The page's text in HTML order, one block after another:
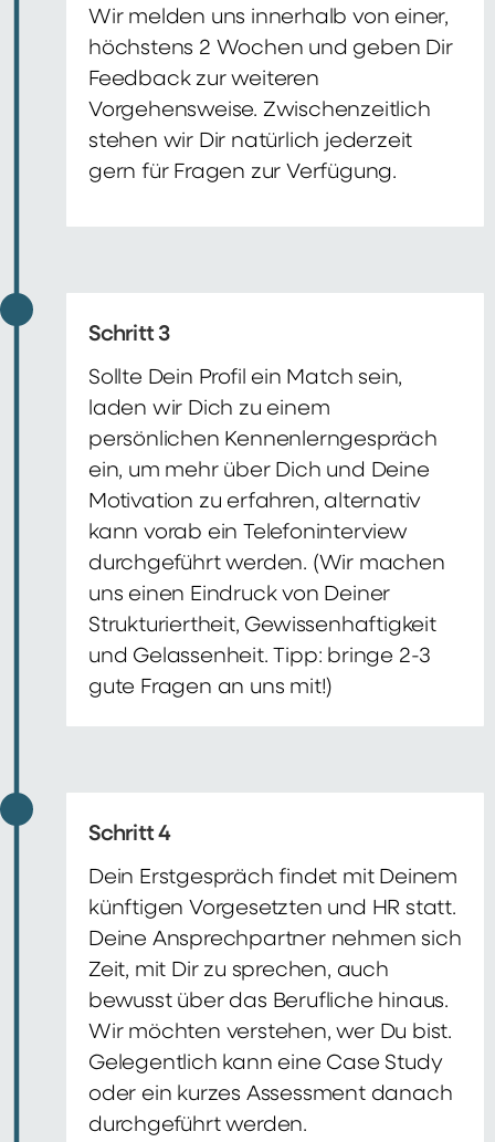
Wir melden uns innerhalb von einer,
höchstens 2 Wochen und geben Dir
Feedback zur weiteren
Vorgehensweise. Zwischenzeitlich
stehen wir Dir natürlich jederzeit
gern für Fragen zur Verfügung.
Schritt 3
Sollte Dein Profil ein Match sein,
laden wir Dich zu einem
persönlichen Kennenlerngespräch
ein, um mehr über Dich und Deine
Motivation zu erfahren, alternativ
kann vorab ein Telefoninterview
durchgeführt werden. (Wir machen
uns einen Eindruck von Deiner
Strukturiertheit, Gewissenhaftigkeit
und Gelassenheit. Tipp: bringe 2-3
gute Fragen an uns mit!)
Schritt 4
Dein Erstgespräch findet mit Deinem
künftigen Vorgesetzten und HR statt.
Deine Ansprechpartner nehmen sich
Zeit, mit Dir zu sprechen, auch
bewusst über das Berufliche hinaus.
Wir möchten verstehen, wer Du bist.
Gelegentlich kann eine Case Study
oder ein kurzes Assessment danach
durchgeführt werden.